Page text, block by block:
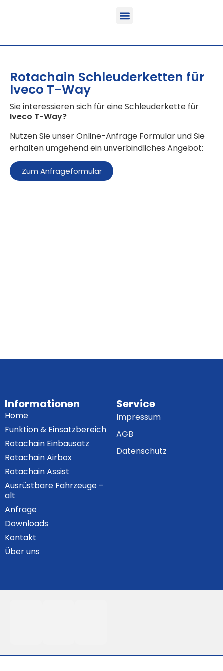
Rotachain Schleuderketten für
Iveco T-Way
Sie interessieren sich für eine Schleuderkette für
Iveco T-Way?
Nutzen Sie unser Online-Anfrage Formular und Sie
erhalten umgehend ein unverbindliches Angebot:
Zum Anfrageformular
Informationen
Home
Funktion & Einsatzbereich
Rotachain Einbausatz
Rotachain Airbox
Rotachain Assist
Ausrüstbare Fahrzeuge –
alt
Anfrage
Downloads
Kontakt
Über uns
Service
Impressum
AGB
Datenschutz